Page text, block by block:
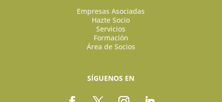
Empresas Asociadas
Hazte Socio
Servicios
Formación
Área de Socios
SÍGUENOS EN